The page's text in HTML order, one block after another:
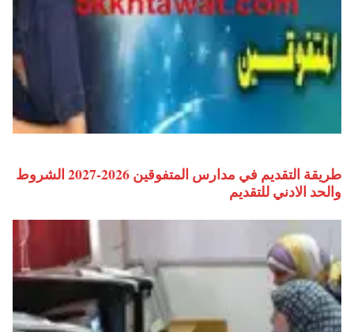
طريقة التقديم في مدارس المتفوقين 2026-2027 الشروط
والحد الادني للتقديم